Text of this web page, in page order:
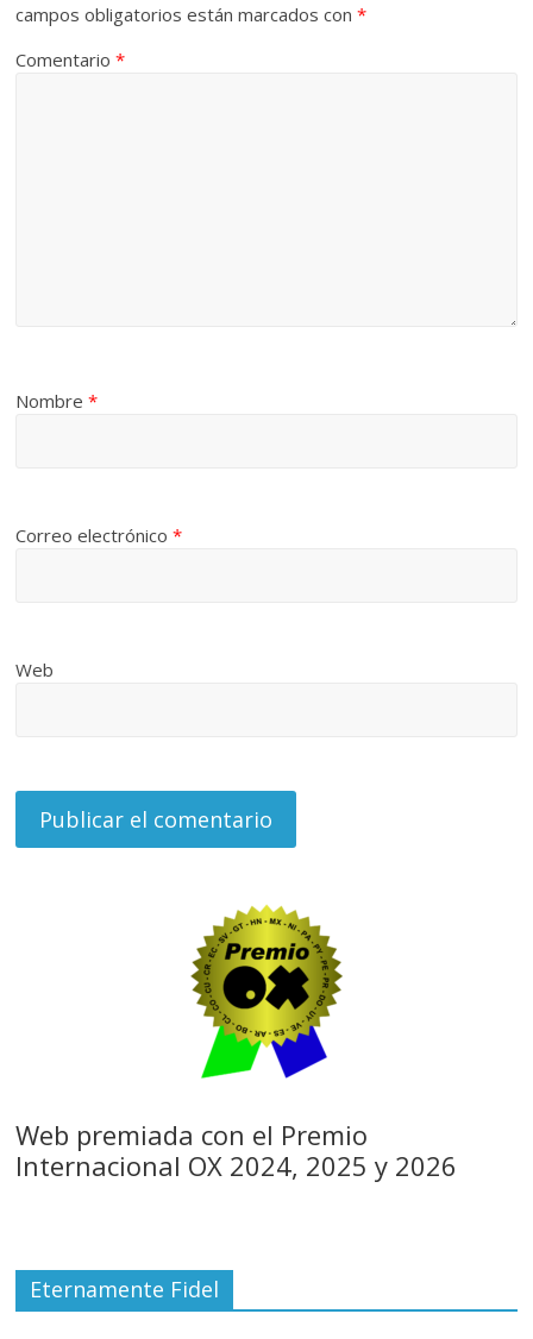
campos obligatorios están marcados con*
Comentario*
Nombre*
Correo electrónico*
Web
Web premiada con el Premio
Internacional OX 2024, 2025 y 2026
Eternamente Fidel